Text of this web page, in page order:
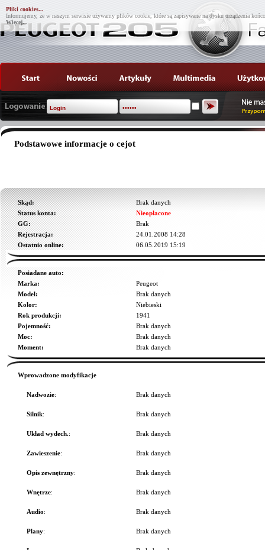
Pliki cookies...
Informujemy, że w naszym serwisie używamy plików cookie, które są zapisywane na dysku urządzenia
Więcej...
Podstawowe informacje o cejot
Skąd:
Brak danych
Status konta:
Nieopłacone
GG:
Brak
Rejestracja:
24.01.2008 14:28
Ostatnio online:
06.05.2019 15:19
Posiadane auto:
Marka:
Peugeot
Model:
Brak danych
Kolor:
Niebieski
Rok produkcji:
1941
Pojemność:
Brak danych
Moc:
Brak danych
Moment:
Brak danych
Wprowadzone modyfikacje
Nadwozie: Brak danych
Silnik: Brak danych
Układ wydech.: Brak danych
Zawieszenie: Brak danych
Opis zewnętrzny: Brak danych
Wnętrze: Brak danych
Audio: Brak danych
Plany: Brak danych